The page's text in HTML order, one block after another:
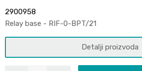
2900958
Relay base - RIF-0-BPT/21
Detalji proizvoda